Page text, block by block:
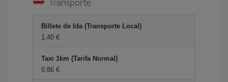
Billete de Ida (Transporte Local)
1,40 €
Taxi 1km (Tarifa Normal)
0,86 €